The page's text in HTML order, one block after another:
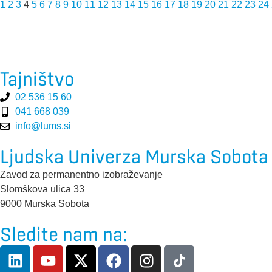
1 2 3 4 5 6 7 8 9 10 11 12 13 14 15 16 17 18 19 20 21 22 23 24
Tajništvo
02 536 15 60
041 668 039
info@lums.si
Ljudska Univerza Murska Sobota
Zavod za permanentno izobraževanje
Slomškova ulica 33
9000 Murska Sobota
Sledite nam na: